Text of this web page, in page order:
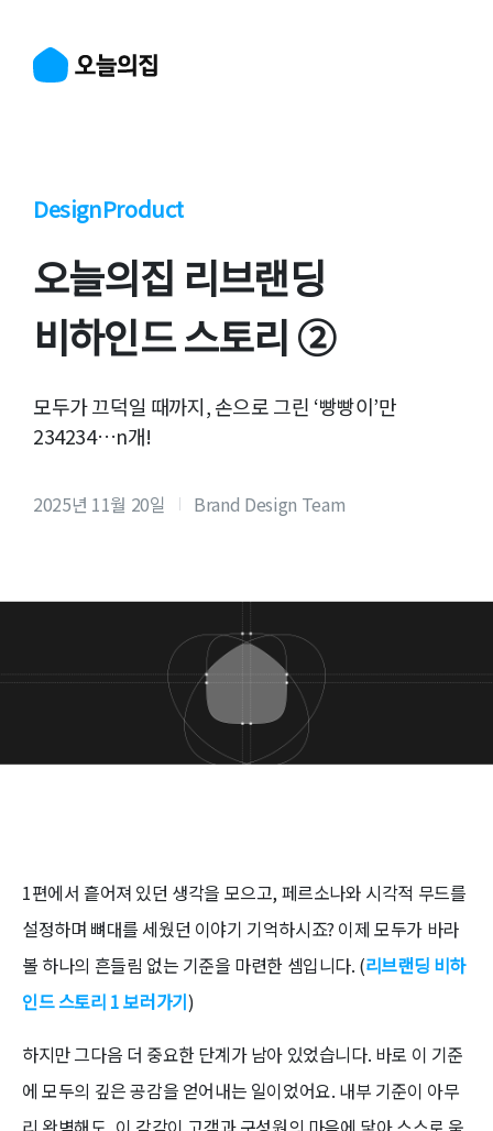
DesignProduct
오늘의집 리브랜딩
비하인드 스토리 ②
모두가 끄덕일 때까지, 손으로 그린 ‘빵빵이’만
234234…n개!
2025년 11월 20일 Brand Design Team
1편에서 흩어져 있던 생각을 모으고, 페르소나와 시각적 무드를
설정하며 뼈대를 세웠던 이야기 기억하시죠? 이제 모두가 바라
볼 하나의 흔들림 없는 기준을 마련한 셈입니다. (리브랜딩 비하
인드 스토리 1 보러가기)
하지만 그다음 더 중요한 단계가 남아 있었습니다. 바로 이 기준
에 모두의 깊은 공감을 얻어내는 일이었어요. 내부 기준이 아무